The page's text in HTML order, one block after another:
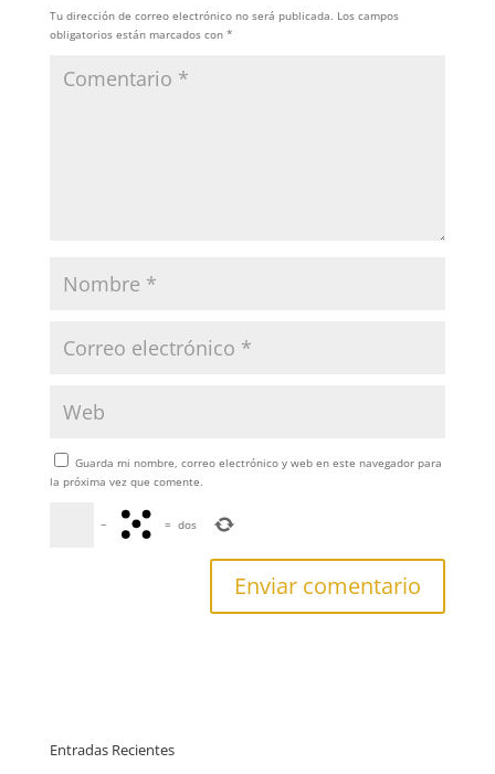
Tu dirección de correo electrónico no será publicada. Los campos
obligatorios están marcados con *
Guarda mi nombre, correo electrónico y web en este navegador para
la próxima vez que comente.
− = dos
Entradas Recientes